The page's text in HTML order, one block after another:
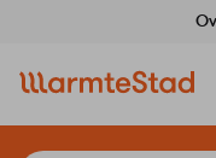
overslaan